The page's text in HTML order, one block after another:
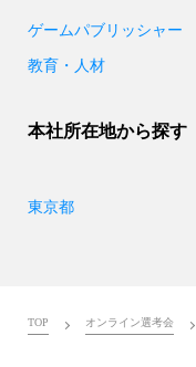
ゲームパブリッシャー
教育・人材
本社所在地から探す
東京都
TOP オンライン選考会